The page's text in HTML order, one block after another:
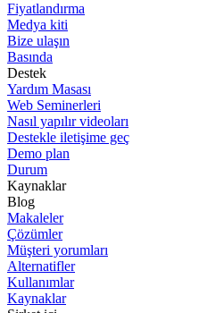
Fiyatlandırma
Medya kiti
Bize ulaşın
Basında
Destek
Yardım Masası
Web Seminerleri
Nasıl yapılır videoları
Destekle iletişime geç
Demo plan
Durum
Kaynaklar
Blog
Makaleler
Çözümler
Müşteri yorumları
Alternatifler
Kullanımlar
Kaynaklar